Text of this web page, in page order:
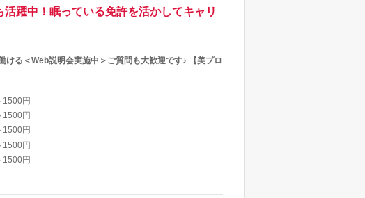
躍中！眠っている免許を活かしてキャリ
る＜Web説明会実施中＞ご質問も大歓迎です♪ 【美プロ
1500円
1500円
1500円
1500円
1500円